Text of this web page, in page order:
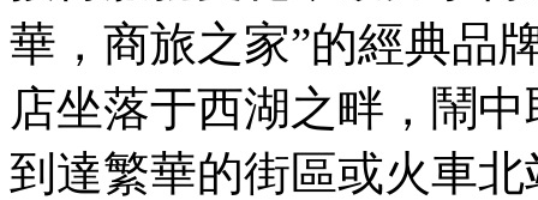
華，商旅之家”的經典品
店坐落于西湖之畔，鬧
到達繁華的街區或火車